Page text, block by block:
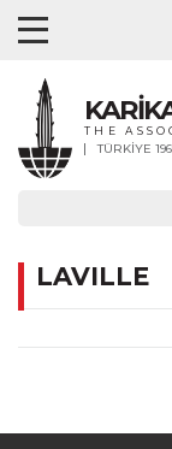
THE
TÜRKİYE
LAVILLE